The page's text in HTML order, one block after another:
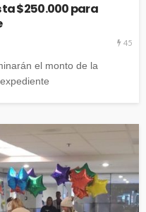
$250.000 para
45
el monto de la